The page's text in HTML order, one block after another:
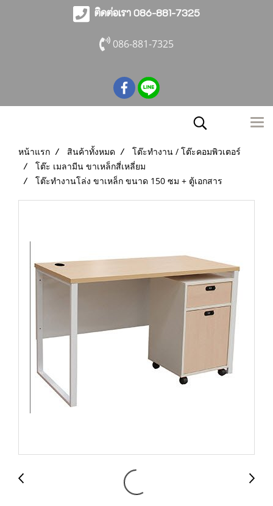
ติดต่อเรา 086-881-7325
086-881-7325
หน้าแรก สินค้าทั้งหมด
โต๊ะทำงาน / โต๊ะคอมพิวเตอร์
โต๊ะ เมลามีน ขาเหล็กสี่เหลี่ยม
โต๊ะทำงานโล่ง ขาเหล็ก ขนาด 150 ซม + ตู้เอกสาร